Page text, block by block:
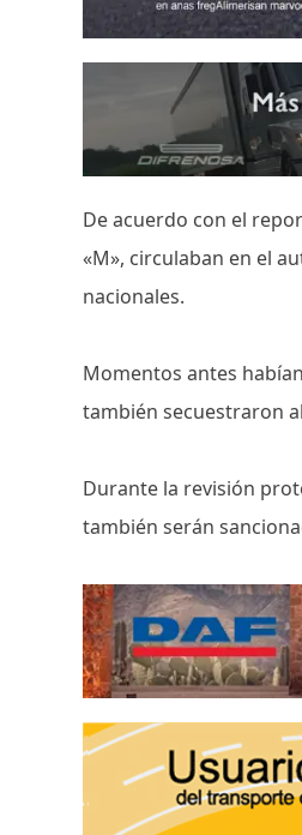
De acuerdo con el
«M», circulaban en el
nacionales.
Momentos antes
también secuestraron
Durante la revisión
también serán